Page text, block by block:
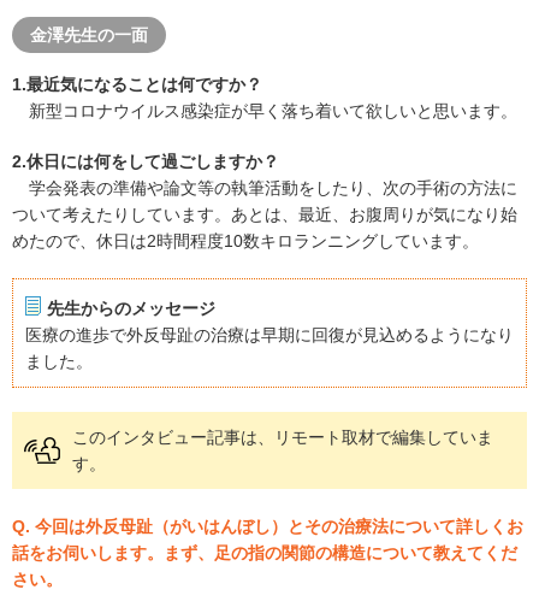
金澤先生の一面
1.最近気になることは何ですか？
新型コロナウイルス感染症が早く落ち着いて欲しいと思います。
2.休日には何をして過ごしますか？
学会発表の準備や論文等の執筆活動をしたり、次の手術の方法に
ついて考えたりしています。あとは、最近、お腹周りが気になり始
めたので、休日は2時間程度10数キロランニングしています。
先生からのメッセージ
医療の進歩で外反母趾の治療は早期に回復が見込めるようになり
ました。
このインタビュー記事は、リモート取材で編集していま
す。
Q. 今回は外反母趾（がいはんぼし）とその治療法について詳しくお
話をお伺いします。まず、足の指の関節の構造について教えてくだ
さい。